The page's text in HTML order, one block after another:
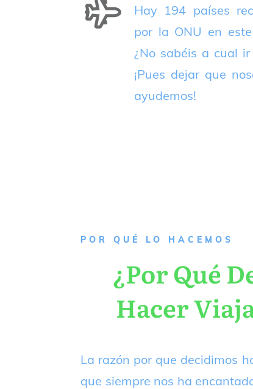
Hay 194 países
por la ONU en
¿No sabéis a cual ir
¡Pues dejar que
ayudemos!
P OR QUÉ LO HACEMOS
¿Por Qué
Hacer
La razón por que decidimos
que siempre nos ha